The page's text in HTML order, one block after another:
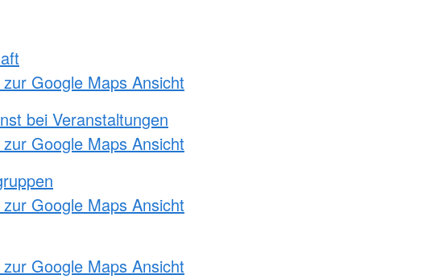
zur Google Maps Ansicht
bei Veranstaltungen
zur Google Maps Ansicht
zur Google Maps Ansicht
zur Google Maps Ansicht